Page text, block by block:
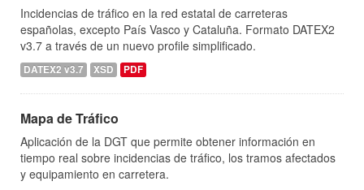
Incidencias de tráfico en la red estatal de carreteras
españolas, excepto País Vasco y Cataluña. Formato DATEX2
v3.7 a través de un nuevo profile simplificado.
DATEX2 v3.7 XSD PDF
Mapa de Tráfico
Aplicación de la DGT que permite obtener información en
tiempo real sobre incidencias de tráfico, los tramos afectados
y equipamiento en carretera.